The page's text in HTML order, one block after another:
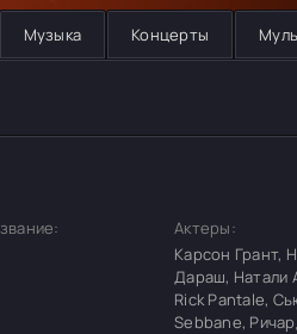
Музыка Концерты
Актеры:
Карсон Грант,
Дараш, Натали
Rick Pantale,
Sebbane,